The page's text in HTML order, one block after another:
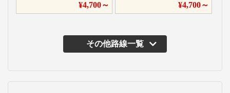
¥4,700～ ¥4,700～
その他路線一覧